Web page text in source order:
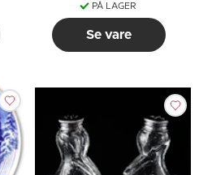
PÅ LAGER
Se vare